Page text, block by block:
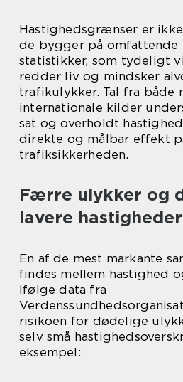
Hastighedsgrænser er
de bygger på omfattende
statistikker, som tydeligt
redder liv og mindsker
trafikulykker. Tal fra både
internationale kilder
sat og overholdt
direkte og målbar effekt
trafiksikkerheden.
Færre ulykker og
lavere hastigheder
En af de mest markante
findes mellem hastighed
Ifølge data fra
risikoen for dødelige
selv små
eksempel: